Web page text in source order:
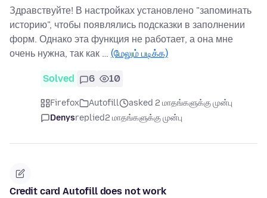
Здравствуйте! В настройках установлено "запоминать
историю", чтобы появлялись подсказки в заполнении
форм. Однако эта функция не работает, а она мне
очень нужна, так как … (மேலும் படிக்க)
Solved 6 10
Firefox Autofill
asked 2 மாதங்களுக்கு முன்பு
Denysreplied2 மாதங்களுக்கு முன்பு
Credit card Autofill does not work